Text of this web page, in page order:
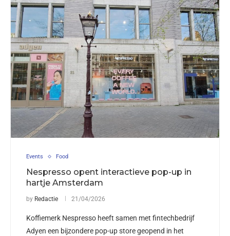
Events Food
Nespresso opent interactieve pop-up in
hartje Amsterdam
by Redactie 21/04/2026
Koffiemerk Nespresso heeft samen met fintechbedrijf
Adyen een bijzondere pop-up store geopend in het